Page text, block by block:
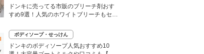
ドンキに売ってる市販のブリーチ剤おす
すめ9選！人気のホワイトブリーチもセル
ボディソープ・せっけん
ドンキのボディソープ人気おすすめ10